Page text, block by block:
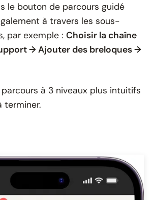
le bouton de parcours guidé
à travers les sous-
par exemple : Choisir la chaîne
→ Ajouter des breloques →
à 3 niveaux plus intuitifs
terminer.